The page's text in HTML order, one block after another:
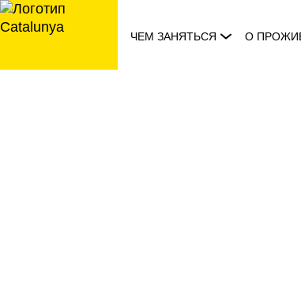
перейти
к
ЧЕМ ЗАНЯТЬСЯ О